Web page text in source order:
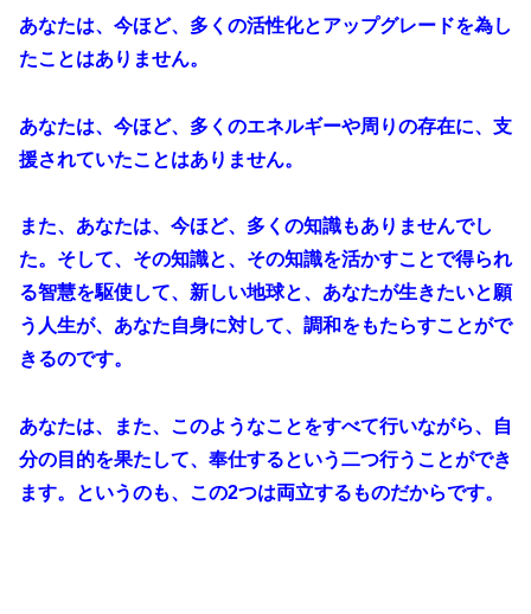
あなたは、今ほど、多くの活性化とアップグレードを為し
たことはありません。
あなたは、今ほど、多くのエネルギーや周りの存在に、支
援されていたことはありません。
また、あなたは、今ほど、多くの知識もありませんでし
た。そして、その知識と、その知識を活かすことで得られ
る智慧を駆使して、新しい地球と、あなたが生きたいと願
う人生が、あなた自身に対して、調和をもたらすことがで
きるのです。
あなたは、また、このようなことをすべて行いながら、自
分の目的を果たして、奉仕するという二つ行うことができ
ます。というのも、この2つは両立するものだからです。